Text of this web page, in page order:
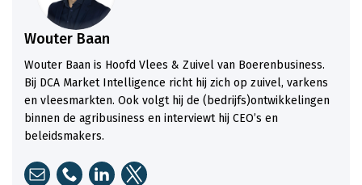
Wouter Baan
Wouter Baan is Hoofd Vlees & Zuivel van Boerenbusiness.
Bij DCA Market Intelligence richt hij zich op zuivel, varkens
en vleesmarkten. Ook volgt hij de (bedrijfs)ontwikkelingen
binnen de agribusiness en interviewt hij CEO’s en
beleidsmakers.